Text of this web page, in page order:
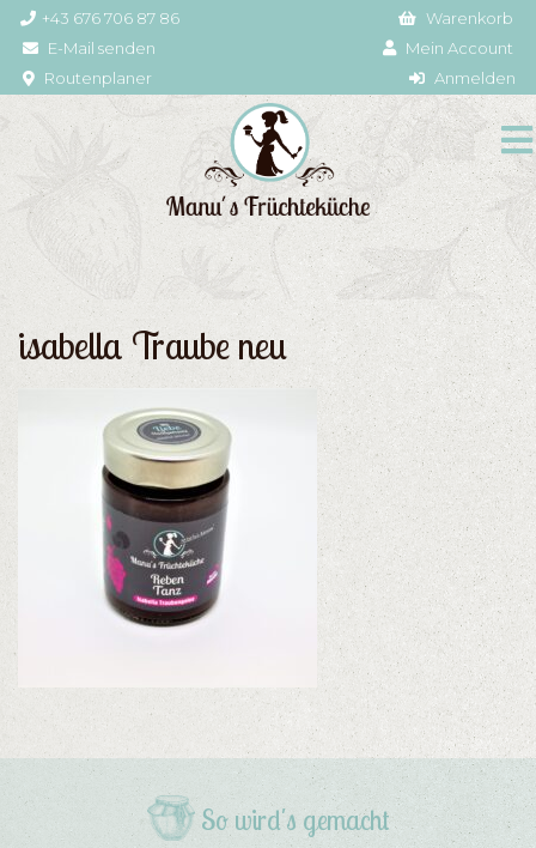
+43 676 706 87 86
E-Mail senden
Routenplaner
Warenkorb
Mein Account
Anmelden
isabella Traube neu
So wird's gemacht